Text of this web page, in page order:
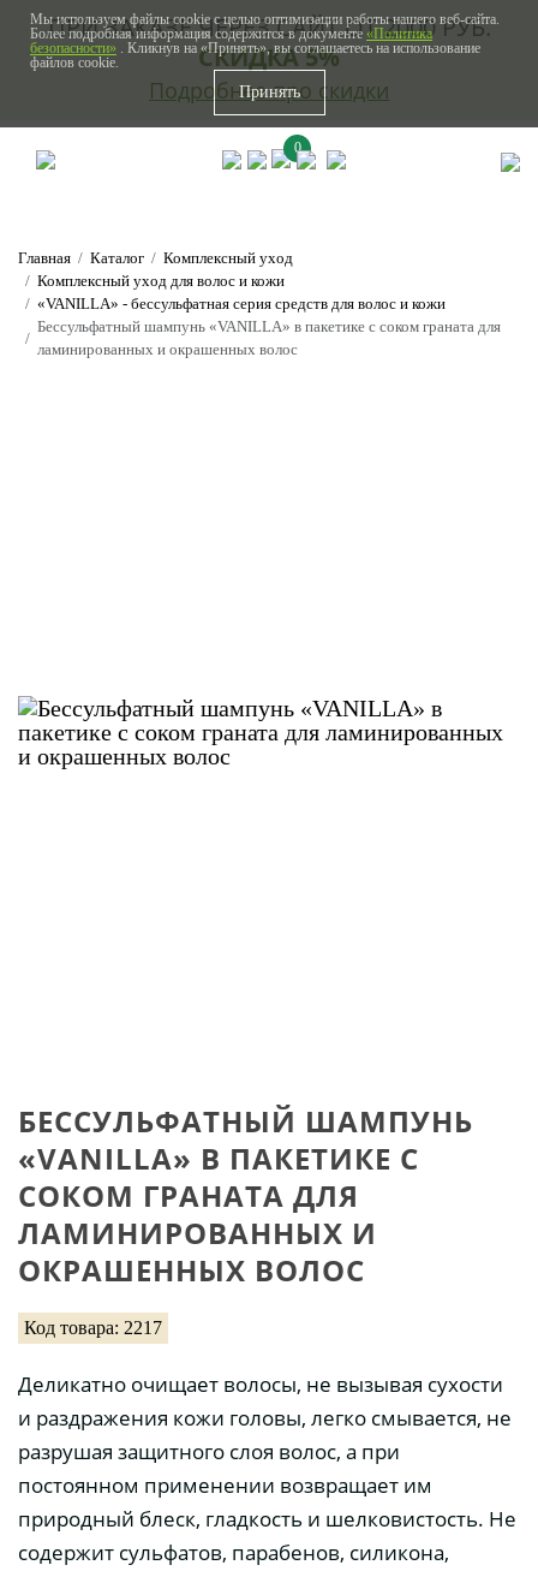
ПРИ ЗАКАЗЕ ЧЕРЕЗ САЙТ ОТ 2000 РУБ.
СКИДКА 5%
Подробнее про скидки
0
Главная Каталог
Комплексный уход
Комплексный уход для волос и кожи
«VANILLA» - бессульфатная серия средств для волос и кожи
Беcсульфатный шампунь «VANILLA» в пакетике с соком граната для
ламинированных и окрашенных волос
БЕCСУЛЬФАТНЫЙ ШАМПУНЬ
«VANILLA» В ПАКЕТИКЕ С
СОКОМ ГРАНАТА ДЛЯ
ЛАМИНИРОВАННЫХ И
ОКРАШЕННЫХ ВОЛОС
Код товара: 2217
Деликатно очищает волосы, не вызывая сухости
и раздражения кожи головы, легко смывается, не
разрушая защитного слоя волос, а при
постоянном применении возвращает им
природный блеск, гладкость и шелковистость. Не
содержит сульфатов, парабенов, силикона,
Мы используем файлы cookie с целью оптимизации работы нашего веб-сайта.
Более подробная информация содержится в документе «Политика
безопасности» . Кликнув на «Принять», вы соглашаетесь на использование
файлов cookie.
Принять